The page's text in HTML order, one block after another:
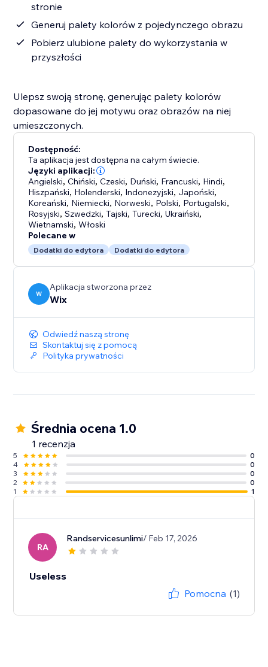
stronie
Generuj palety kolorów z pojedynczego obrazu
Pobierz ulubione palety do wykorzystania w
przyszłości
Ulepsz swoją stronę, generując palety kolorów
dopasowane do jej motywu oraz obrazów na niej
umieszczonych.
Dostępność:
Ta aplikacja jest dostępna na całym świecie.
Języki aplikacji:
Angielski,Chiński,Czeski, Duński, Francuski, Hindi,
Hiszpański, Holenderski, Indonezyjski, Japoński,
Koreański, Niemiecki, Norweski, Polski, Portugalski,
Rosyjski,Szwedzki,Tajski,Turecki,Ukraiński,
Wietnamski,Włoski
Polecane w
Dodatki do edytora Dodatki do edytora
W
Aplikacja stworzona przez
Wix
Odwiedź naszą stronę
Skontaktuj się z pomocą
Polityka prywatności
Średnia ocena 1.0
1 recenzja
5
0
4
0
3
0
2
0
1
1
RA
Randservicesunlimi/ Feb 17, 2026
Useless
Pomocna (1)